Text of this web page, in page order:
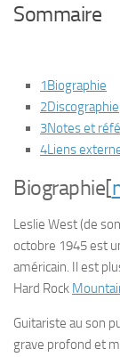
Sommaire
1Biographie
2Discographie
3Notes et
4Liens
Biographie[
Leslie West (de
octobre 1945est
américain. Il est
Hard Rock
Guitariste au son
grave profond et